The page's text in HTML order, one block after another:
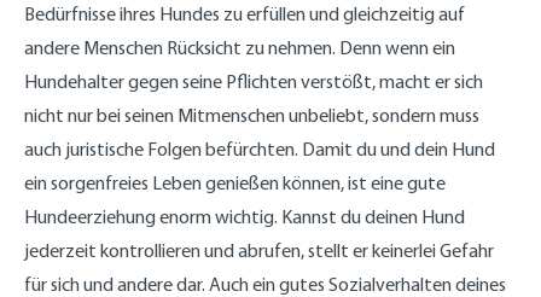
Bedürfnisse ihres Hundes zu erfüllen und gleichzeitig auf
andere Menschen Rücksicht zu nehmen. Denn wenn ein
Hundehalter gegen seine Pflichten verstößt, macht er sich
nicht nur bei seinen Mitmenschen unbeliebt, sondern muss
auch juristische Folgen befürchten. Damit du und dein Hund
ein sorgenfreies Leben genießen können, ist eine gute
Hundeerziehung enorm wichtig. Kannst du deinen Hund
jederzeit kontrollieren und abrufen, stellt er keinerlei Gefahr
für sich und andere dar. Auch ein gutes Sozialverhalten deines